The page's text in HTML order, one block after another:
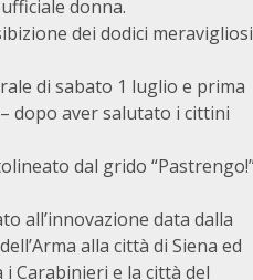
donna.
dei dodici meravigliosi
di sabato 1 luglio e prima
dopo aver salutato i cittini
dal grido
all’innovazione data dalla
alla città di Siena ed
Carabinieri e la città del